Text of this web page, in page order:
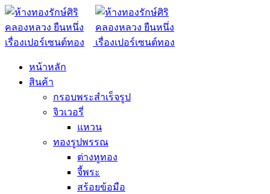
หน้าหลัก
สินค้า
กรอบพระสำเร็จรูป
จิวเวอรี่
แหวน
ทองรูปพรรณ
ต่างหูทอง
จี้พระ
สร้อยข้อมือ